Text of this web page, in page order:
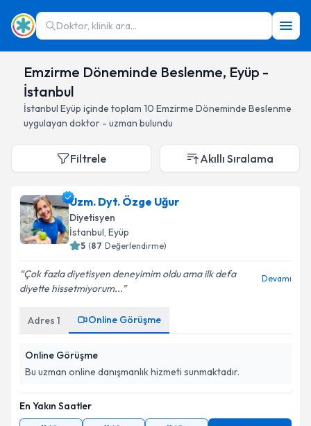
Doktor, klinik ara...
Emzirme Döneminde Beslenme, Eyüp -
İstanbul
İstanbul Eyüp içinde toplam 10 Emzirme Döneminde Beslenme
uygulayan doktor - uzman bulundu
Filtrele Akıllı Sıralama
Uzm. Dyt. Özge Uğur
Diyetisyen
İstanbul, Eyüp
5 (87 Değerlendirme)
Çok fazla diyetisyen deneyimim oldu ama ilk defa
diyette hissetmiyorum...
Devamı
Adres 1 Online Görüşme
Online Görüşme
Bu uzman online danışmanlık hizmeti sunmaktadır.
En Yakın Saatler